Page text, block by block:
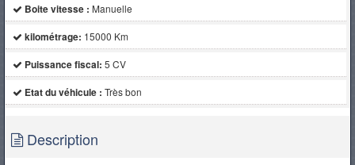
Boite vitesse : Manuelle
kilométrage: 15000 Km
Puissance fiscal: 5 CV
Etat du véhicule : Très bon
Description